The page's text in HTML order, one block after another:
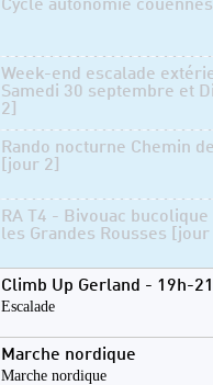
Cycle autonomie
Week-end escalade
Samedi 30 septembre et
2]
Rando nocturne Chemin
[jour 2]
RA T4 - Bivouac
les Grandes Rousses
Climb Up Gerland - 19h-
Escalade
Marche nordique
Marche nordique